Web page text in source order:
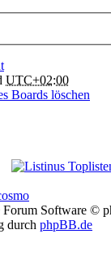
UTC+02:00
Boards löschen
Software ©
durch phpBB.de